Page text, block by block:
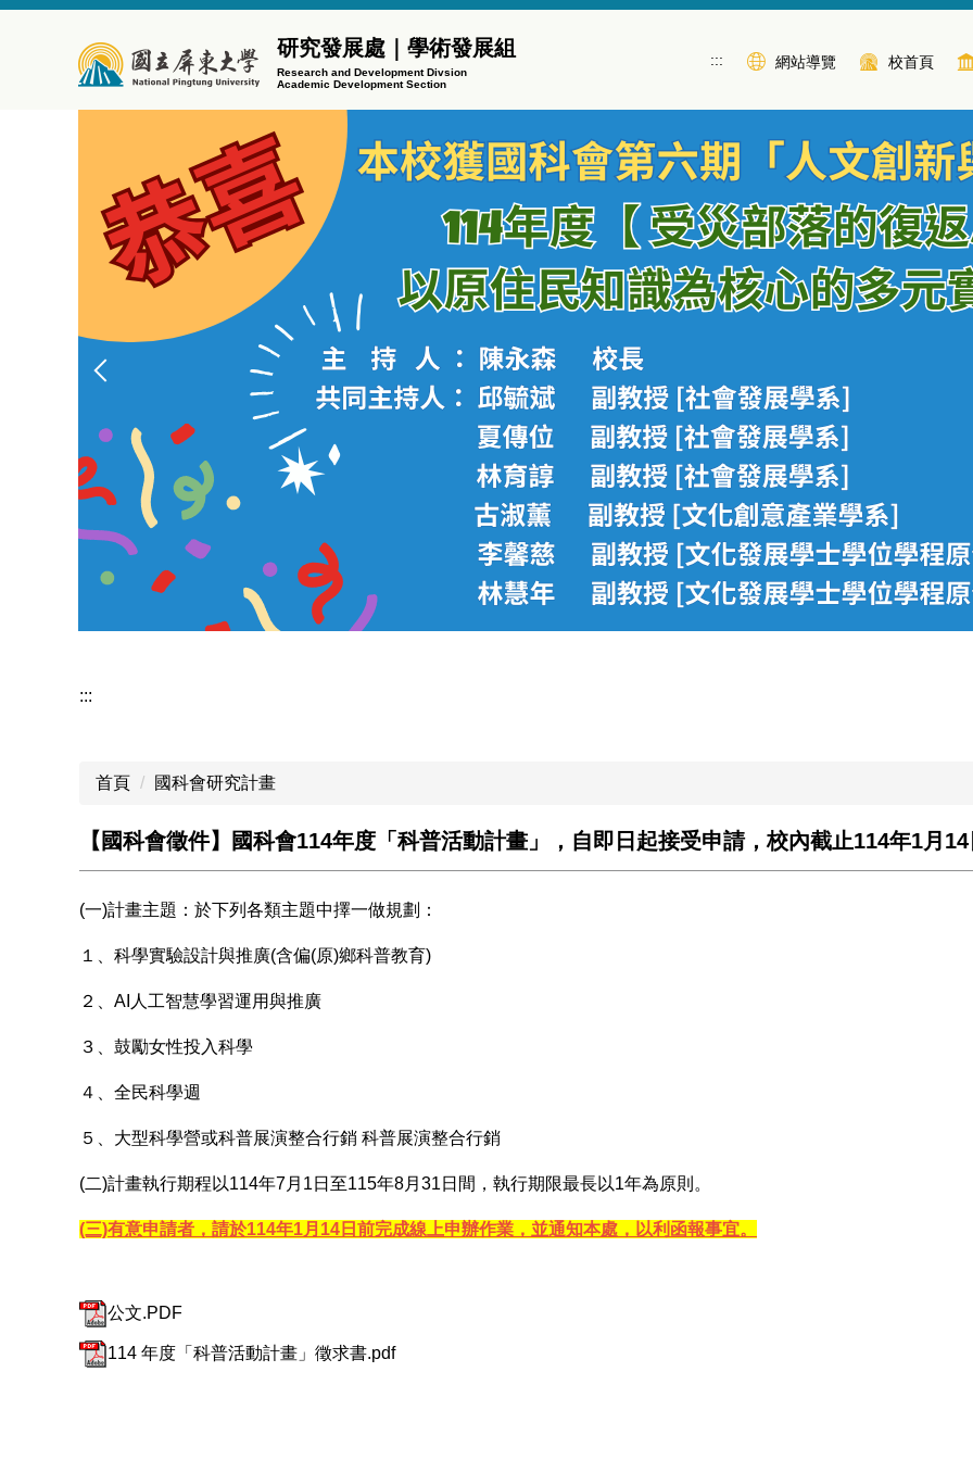
研究發展處｜學術發展組
Research and Development Divsion
Academic Development Section
::: 網站導覽 校首頁
:::
首頁 國科會研究計畫
【國科會徵件】國科會114年度「科普活動計畫」，自即日起接受申請，校內截止114年1月
(一)計畫主題：於下列各類主題中擇一做規劃：
１、科學實驗設計與推廣(含偏(原)鄉科普教育)
２、AI人工智慧學習運用與推廣
３、鼓勵女性投入科學
４、全民科學週
５、大型科學營或科普展演整合行銷 科普展演整合行銷
(二)計畫執行期程以114年7月1日至115年8月31日間，執行期限最長以1年為原則。
(三)有意申請者，請於114年1月14日前完成線上申辦作業，並通知本處，以利函報事宜。
公文.PDF
114 年度「科普活動計畫」徵求書.pdf